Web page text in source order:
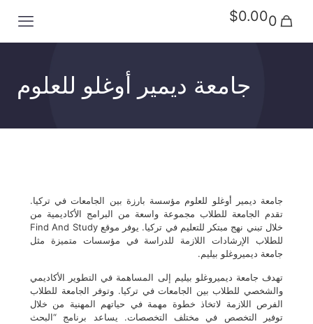
0
$0.00
جامعة ديمير أوغلو للعلوم
جامعة ديمير أوغلو للعلوم مؤسسة بارزة بين الجامعات في تركيا.
تقدم الجامعة للطلاب مجموعة واسعة من البرامج الأكاديمية من
خلال تبني نهج مبتكر للتعليم في تركيا. يوفر موقع Find And Study
للطلاب الإرشادات اللازمة للدراسة في مؤسسات متميزة مثل
جامعة ديميروغلو بيليم.
تهدف جامعة ديميروغلو بيليم إلى المساهمة في التطوير الأكاديمي
والشخصي للطلاب بين الجامعات في تركيا. وتوفر الجامعة للطلاب
الفرص اللازمة لاتخاذ خطوة مهمة في حياتهم المهنية من خلال
توفير التخصص في مختلف التخصصات. يساعد برنامج “البحث